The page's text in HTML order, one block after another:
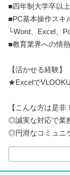
■四年制大学卒以
■PC基本操作スキ
└Word、Excel、
■教育業界への情
【活かせる経験】
★Excelで
【こんな方は是非
◎誠実な対応で業
◎円滑なコミュニ